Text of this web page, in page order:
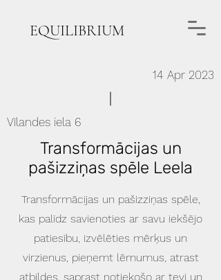
EQUILIBRIUM
14 Apr 2023
Vīlandes iela 6
Transformācijas un
pašizziņas spēle Leela
Transformācijas un pašizziņas spēle,
kas palīdz savienoties ar savu iekšējo
patiesību, izvēlēties mērķus un
virzienus, pieņemt lēmumus, atrast
atbildes, saprast notiekošo ar tevi un